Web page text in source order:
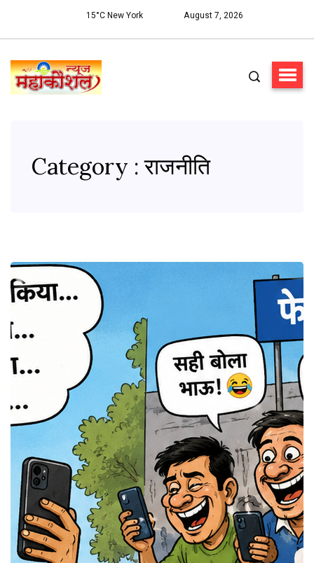
15°C New York August 7, 2026
Category : राजनीति